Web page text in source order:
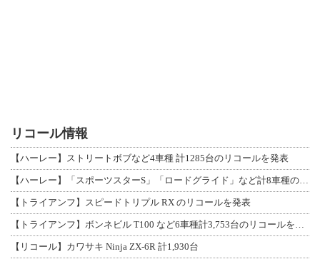
リコール情報
【ハーレー】ストリートボブなど4車種 計1285台のリコールを発表
【トライアンフ】スピードトリプル RX のリコールを発表
【リコール】カワサキ Ninja ZX-6R 計1,930台